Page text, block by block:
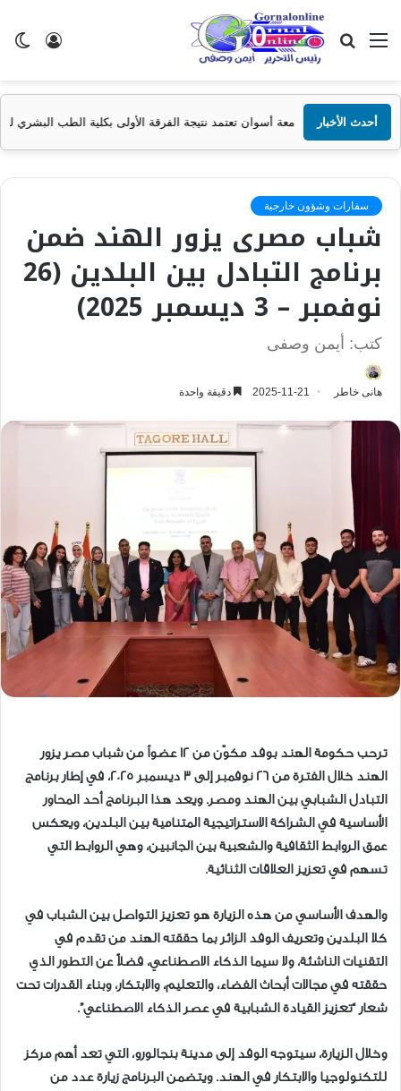
تسجيل
القائمة بحث
عن
أحدث الأخبار
جامعة أسوان تعتمد نتيجة الفرقة الأولى بكلية الطب البشري للعام الجامعي 2025/2026
سفارات وشؤون خارجية
شباب مصرى يزور الهند ضمن
برنامج التبادل بين البلدين (26
نوفمبر – 3 ديسمبر 2025)
كتب: أيمن وصفى
هانى خاطر 2025-11-21 دقيقة واحدة
ترحب حكومة الهند بوفد مكوّن من 12 عضواً من شباب مصر يزور
الهند خلال الفترة من 26 نوفمبر إلى 3 ديسمبر 2025، في إطار برنامج
التبادل الشبابي بين الهند ومصر. ويعد هذا البرنامج أحد المحاور
الأساسية في الشراكة الاستراتيجية المتنامية بين البلدين، ويعكس
عمق الروابط الثقافية والشعبية بين الجانبين، وهي الروابط التي
تسهم في تعزيز العلاقات الثنائية.
والهدف الأساسي من هذه الزيارة هو تعزيز التواصل بين الشباب في
كلا البلدين وتعريف الوفد الزائر بما حققته الهند من تقدم في
التقنيات الناشئة، ولا سيما الذكاء الاصطناعي، فضلاً عن التطور الذي
حققته في مجالات أبحاث الفضاء، والتعليم، والابتكار، وبناء القدرات تحت
شعار “تعزيز القيادة الشبابية في عصر الذكاء الاصطناعي”.
وخلال الزيارة، سيتوجه الوفد إلى مدينة بنجالورو، التي تعد أهم مركز
للتكنولوجيا والابتكار في الهند. ويتضمن البرنامج زيارة عدد من